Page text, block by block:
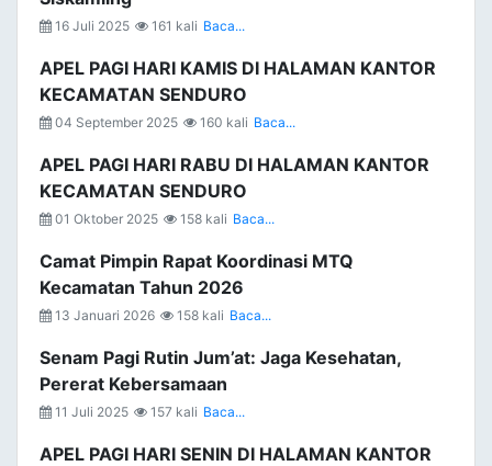
16 Juli 2025 161 kali Baca...
APEL PAGI HARI KAMIS DI HALAMAN KANTOR
KECAMATAN SENDURO
04 September 2025 160 kali Baca...
APEL PAGI HARI RABU DI HALAMAN KANTOR
KECAMATAN SENDURO
01 Oktober 2025 158 kali Baca...
Camat Pimpin Rapat Koordinasi MTQ
Kecamatan Tahun 2026
13 Januari 2026 158 kali Baca...
Senam Pagi Rutin Jum’at: Jaga Kesehatan,
Pererat Kebersamaan
11 Juli 2025 157 kali Baca...
APEL PAGI HARI SENIN DI HALAMAN KANTOR